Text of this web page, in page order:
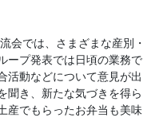
会では、さまざまな産別・
ープ発表では日頃の業務で
活動などについて意見が出
聞き、新たな気づきを得ら
産でもらったお弁当も美味